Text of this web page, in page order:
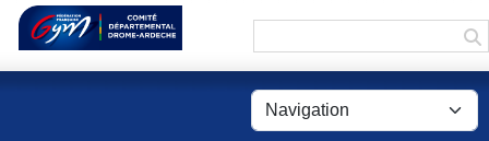
Panneau de gestion des cookies